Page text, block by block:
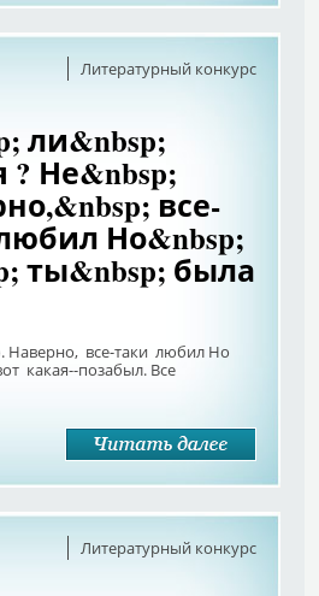
Литературный конкурс
ли&nbsp;
? Не&nbsp;
все-
Но&nbsp;
ты&nbsp; была
все-таки любил Но
какая--позабыл. Все
Литературный конкурс